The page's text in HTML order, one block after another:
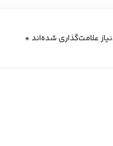
علامت‌گذاری شده‌اند*